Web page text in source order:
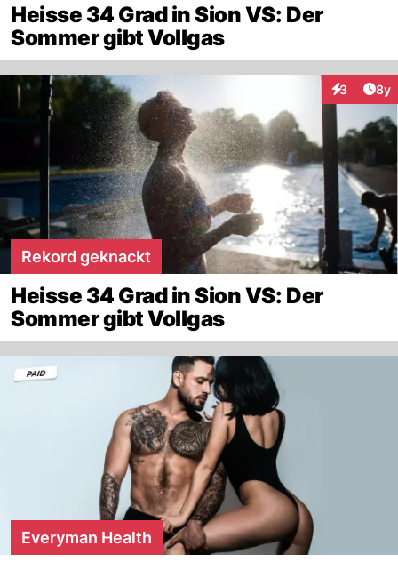
Heisse 34 Grad in Sion VS: Der
Sommer gibt Vollgas
3 8y
Rekord geknackt
Heisse 34 Grad in Sion VS: Der
Sommer gibt Vollgas
Everyman Health